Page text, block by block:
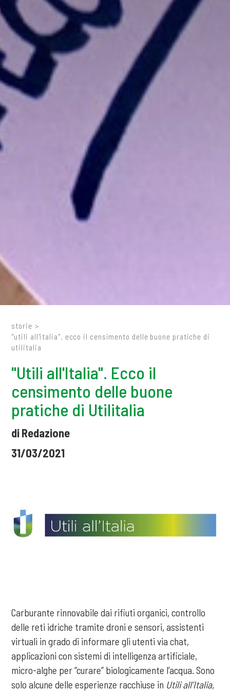
storie >
"utili all'italia". ecco il censimento delle buone pratiche di
utilitalia
"Utili all'Italia". Ecco il
censimento delle buone
pratiche di Utilitalia
di Redazione
31/03/2021
Carburante rinnovabile dai rifiuti organici, controllo
delle reti idriche tramite droni e sensori, assistenti
virtuali in grado di informare gli utenti via chat,
applicazioni con sistemi di intelligenza artificiale,
micro-alghe per “curare” biologicamente l’acqua. Sono
solo alcune delle esperienze racchiuse in Utili all’Italia,